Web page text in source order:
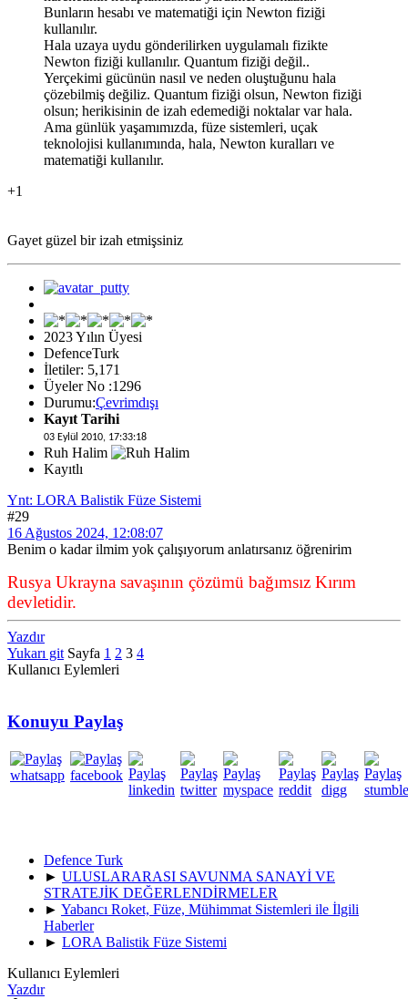
Bunların hesabı ve matematiği için Newton fiziği
kullanılır.
Hala uzaya uydu gönderilirken uygulamalı fizikte
Newton fiziği kullanılır. Quantum fiziği değil..
Yerçekimi gücünün nasıl ve neden oluştuğunu hala
çözebilmiş değiliz. Quantum fiziği olsun, Newton fiziği
olsun; herikisinin de izah edemediği noktalar var hala.
Ama günlük yaşamımızda, füze sistemleri, uçak
teknolojisi kullanımında, hala, Newton kuralları ve
matematiği kullanılır.
+1
Gayet güzel bir izah etmişsiniz
2023 Yılın Üyesi
DefenceTurk
İletiler: 5,171
Üyeler No :1296
Durumu:Çevrimdışı
Kayıt Tarihi
03 Eylül 2010, 17:33:18
Ruh Halim
Kayıtlı
Ynt: LORA Balistik Füze Sistemi
#29
16 Ağustos 2024, 12:08:07
Benim o kadar ilmim yok çalışıyorum anlatırsanız öğrenirim
Rusya Ukrayna savaşının çözümü bağımsız Kırım
devletidir.
Yazdır
Yukarı git Sayfa 1 2 3 4
Kullanıcı Eylemleri
Konuyu Paylaş
Defence Turk
► ULUSLARARASI SAVUNMA SANAYİ VE
STRATEJİK DEĞERLENDİRMELER
► Yabancı Roket, Füze, Mühimmat Sistemleri ile İlgili
Haberler
► LORA Balistik Füze Sistemi
Kullanıcı Eylemleri
Yazdır